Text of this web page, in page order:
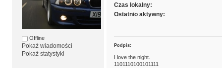
Offline
Pokaż wiadomości
Pokaż statystyki
Czas lokalny:
Ostatnio aktywny:
Podpis:
I love the night.
1101110100101111